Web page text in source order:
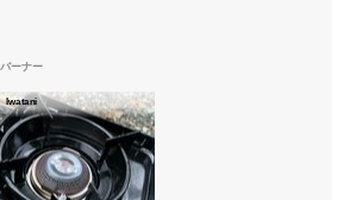
バーナー
Iwatani